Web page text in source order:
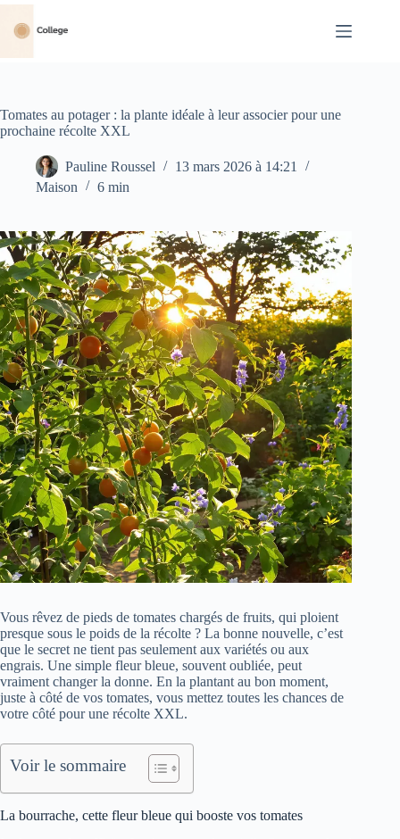
Passer
contenu
Tomates au potager : la plante idéale à leur associer pour une
prochaine récolte XXL
Pauline Roussel
13 mars 2026 à 14:21
Maison
6 min
Vous rêvez de pieds de tomates chargés de fruits, qui ploient
presque sous le poids de la récolte ? La bonne nouvelle, c’est
que le secret ne tient pas seulement aux variétés ou aux
engrais. Une simple fleur bleue, souvent oubliée, peut
vraiment changer la donne. En la plantant au bon moment,
juste à côté de vos tomates, vous mettez toutes les chances de
votre côté pour une récolte XXL.
Voir le sommaire
La bourrache, cette fleur bleue qui booste vos tomates